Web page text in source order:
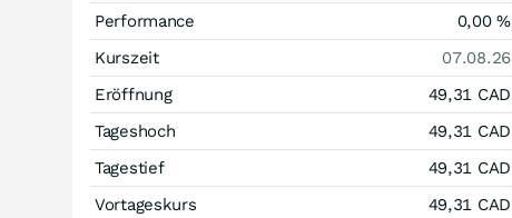
Performance
0,00%
Kurszeit
07.08.26
Eröffnung
49,31 CAD
Tageshoch
49,31 CAD
Tagestief
49,31 CAD
Vortageskurs
49,31 CAD